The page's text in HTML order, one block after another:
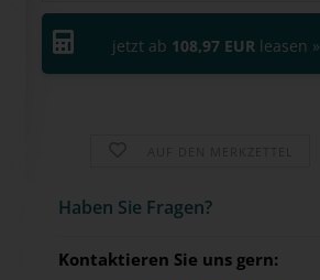
jetzt ab 108,97 EURleasen »
Haben Sie Fra­gen?
Kontaktieren Sie uns gern: